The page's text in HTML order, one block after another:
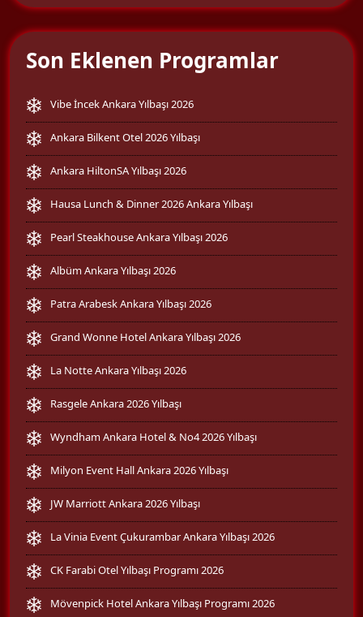
Son Eklenen Programlar
Vibe İncek Ankara Yılbaşı 2026
Ankara Bilkent Otel 2026 Yılbaşı
Ankara HiltonSA Yılbaşı 2026
Hausa Lunch & Dinner 2026 Ankara Yılbaşı
Pearl Steakhouse Ankara Yılbaşı 2026
Albüm Ankara Yılbaşı 2026
Patra Arabesk Ankara Yılbaşı 2026
Grand Wonne Hotel Ankara Yılbaşı 2026
La Notte Ankara Yılbaşı 2026
Rasgele Ankara 2026 Yılbaşı
Wyndham Ankara Hotel & No4 2026 Yılbaşı
Milyon Event Hall Ankara 2026 Yılbaşı
JW Marriott Ankara 2026 Yılbaşı
La Vinia Event Çukurambar Ankara Yılbaşı 2026
CK Farabi Otel Yılbaşı Programı 2026
Mövenpick Hotel Ankara Yılbaşı Programı 2026